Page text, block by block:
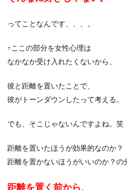
ってことなんです、、、。
↑ここの部分を女性心理は
なかなか受け入れたくないから、
彼と距離を置いたことで、
彼がトーンダウンしたって考える。
でも、そこじゃないんですよね。笑
距離を置いたほうが効果的なのか？
距離を置かないほうがいいのか？の
距離を置く前から、